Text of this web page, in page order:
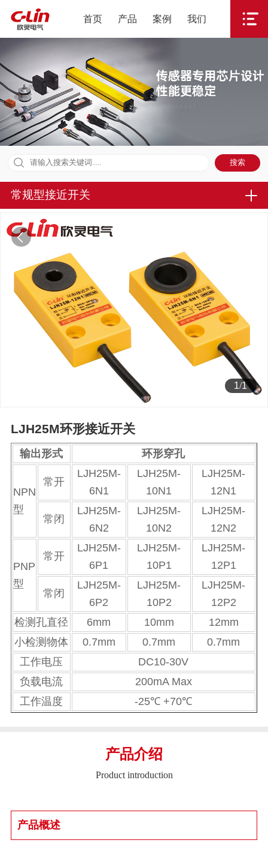
首页 产品 案例 我们
常规型接近开关
1/1
LJH25M环形接近开关
输出形式 环形穿孔
NPN
型
常开
LJH25M-
6N1
LJH25M-
10N1
LJH25M-
12N1
常闭
LJH25M-
6N2
LJH25M-
10N2
LJH25M-
12N2
PNP
型
常开
LJH25M-
6P1
LJH25M-
10P1
LJH25M-
12P1
常闭
LJH25M-
6P2
LJH25M-
10P2
LJH25M-
12P2
检测孔直径
6mm 10mm
12mm
小检测物体
0.7mm 0.7mm
0.7mm
工作电压
DC10-30V
负载电流
200mA Max
工作温度
-25℃ +70℃
产品介绍
Product introduction
产品概述